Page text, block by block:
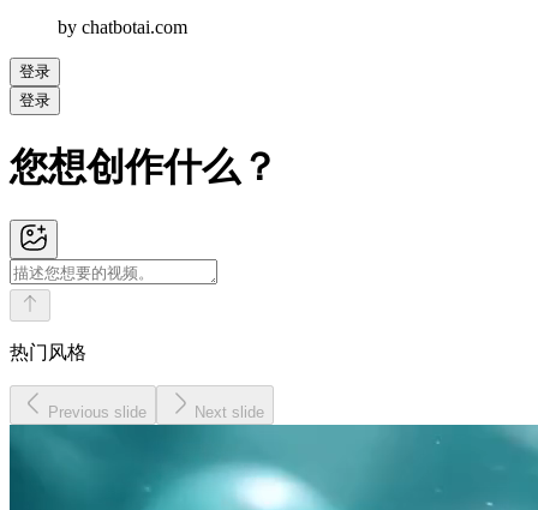
by chatbotai.com
登录
登录
您想创作什么？
热门风格
Previous slide Next slide